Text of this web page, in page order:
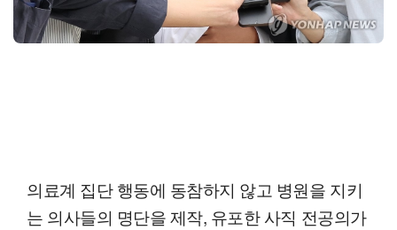
의료계 집단 행동에 동참하지 않고 병원을 지키
는 의사들의 명단을 제작, 유포한 사직 전공의가